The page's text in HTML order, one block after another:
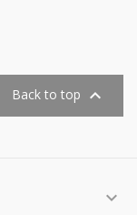
Back to top 
